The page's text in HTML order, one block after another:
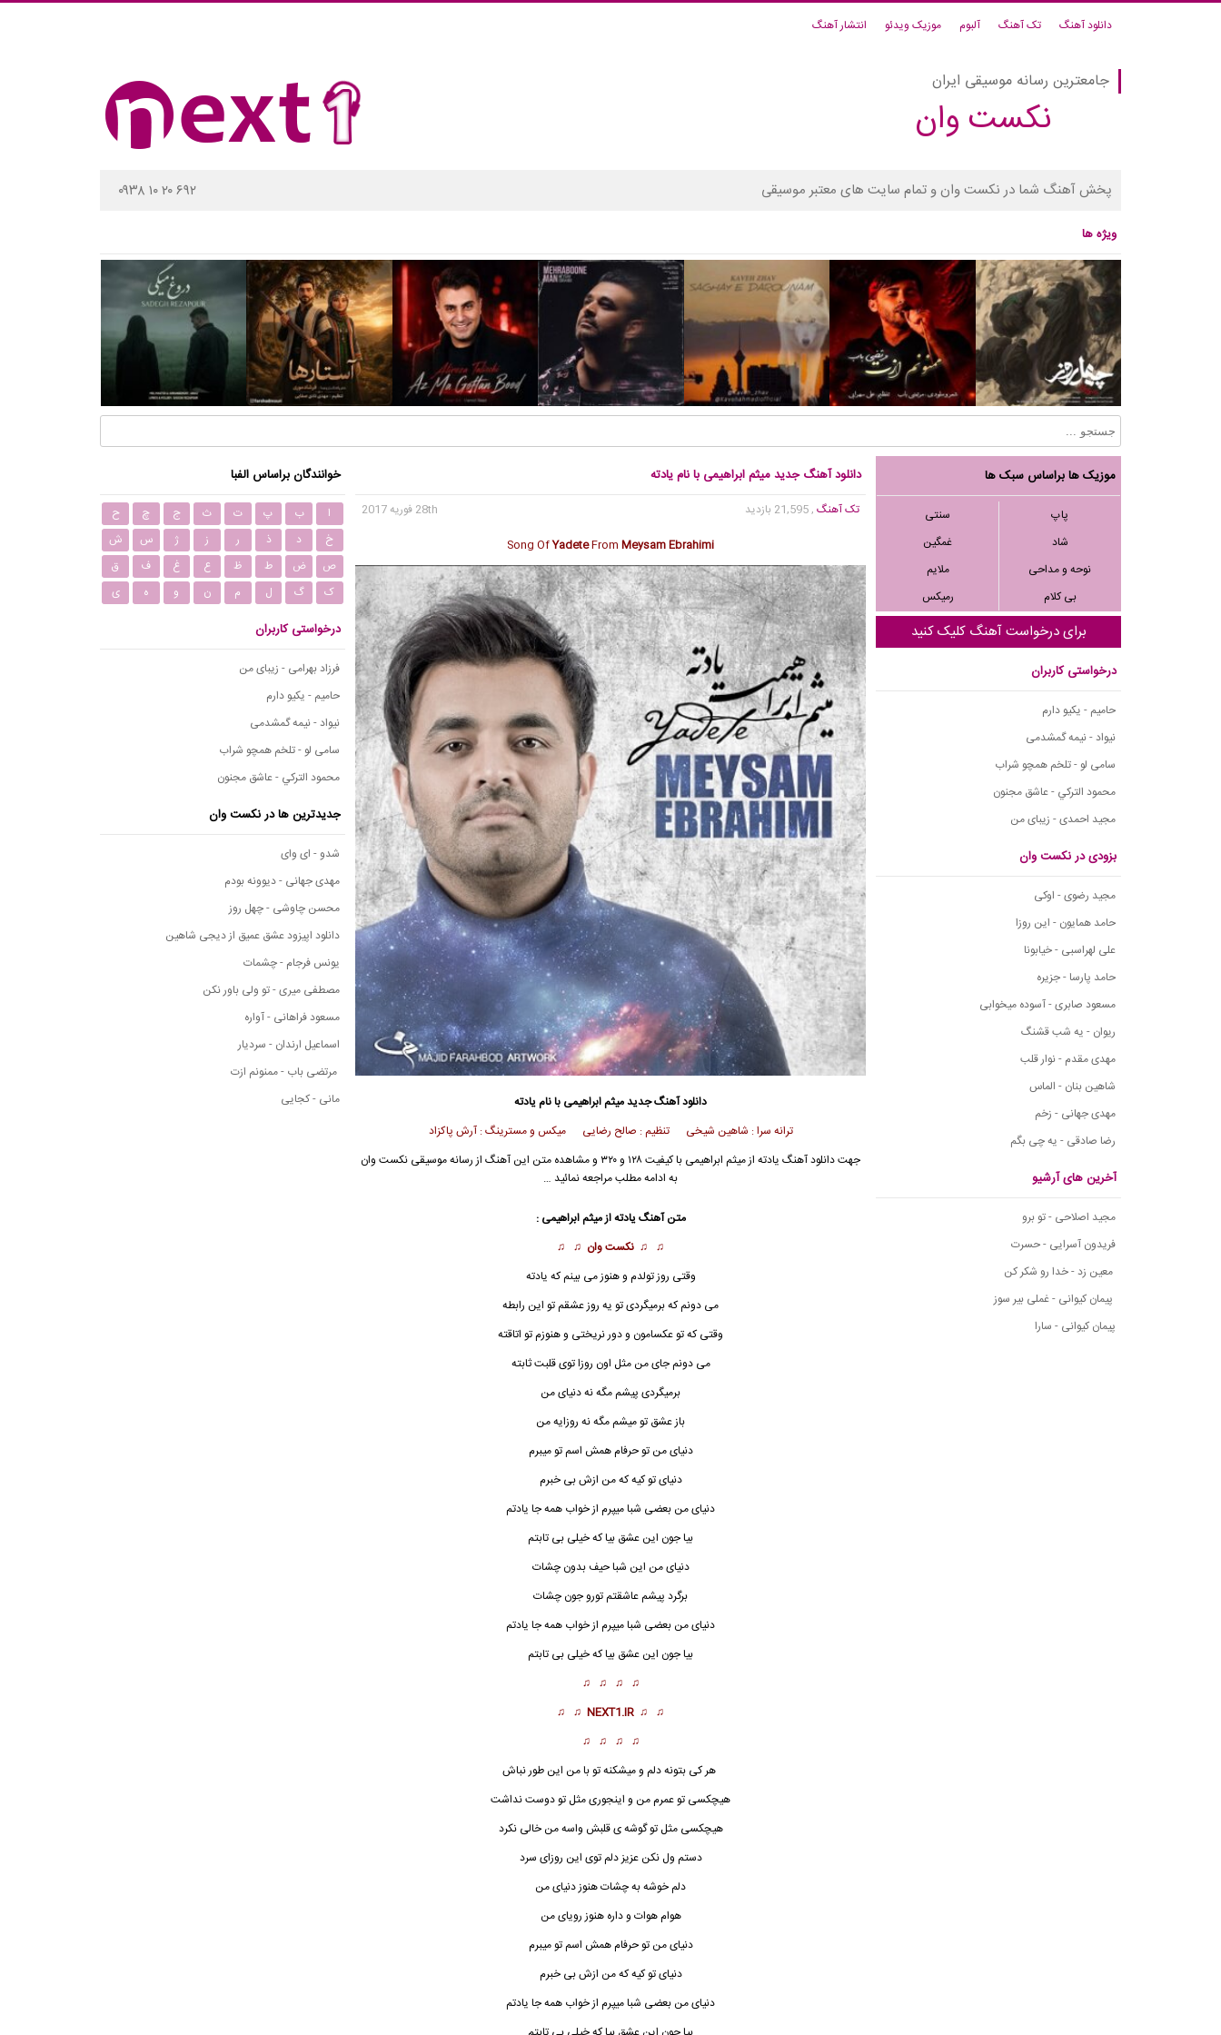
دانلود آهنگ تک آهنگ آلبوم موزیک ویدئو انتشار آهنگ
جامعترین رسانه موسیقی ایران
نکست وان
پخش آهنگ شما در نکست وان و تمام سایت های معتبر موسیقی ۰۹۳۸ ۱۰ ۲۰ ۶۹۲
ویژه ها
موزیک ها براساس سبک ها
پاپ
سنتی
شاد
غمگین
نوحه و مداحی
ملایم
بی کلام
رمیکس
برای درخواست آهنگ کلیک کنید
درخواستی کاربران
حامیم - یکیو دارم
نیواد - نیمه گمشدمی
سامی لو - تلخم همچو شراب
محمود التركي - عاشق مجنون
مجید احمدی - زیبای من
بزودی در نکست وان
مجید رضوی - اوکی
حامد همایون - این روزا
علی لهراسبی - خیابونا
حامد پارسا - جزیره
مسعود صابری - آسوده میخوابی
ریوان - یه شب قشنگ
مهدی مقدم - نوار قلب
شاهین بنان - الماس
مهدی جهانی - زخم
رضا صادقی - یه چی بگم
آخرین های آرشیو
مجید اصلاحی - تو برو
فریدون آسرایی - حسرت
معین زد - خدا رو شکر کن
پیمان کیوانی - غملی بیر سوز
پیمان کیوانی - سارا
دانلود آهنگ جدید میثم ابراهیمی با نام یادته
تک آهنگ, 21,595 بازدید
28th فوریه 2017
Song OfYadeteFromMeysam Ebrahimi
دانلود آهنگ جدیدمیثم ابراهیمی با نام یادته
ترانه سرا : شاهین شیخی تنظیم : صالح رضایی میکس و مسترینگ : آرش پاکزاد
جهت دانلود آهنگ یادته ازمیثم ابراهیمی
با کیفیت ۱۲۸ و ۳۲۰ و مشاهده متن این آهنگ از رسانه موسیقی نکست وان
به ادامه مطلب مراجعه نمائید …
متن آهنگ یادته ازمیثم ابراهیمی :
♫ ♫ نکست وان ♫ ♫
وقتی روز تولدم و هنوز می بینم که یادته
می دونم که برمیگردی تو یه روز عشقم تو این رابطه
وقتی که تو عکسامون و دور نریختی و هنوزم تو اتاقته
می دونم جای من مثل اون روزا توی قلبت ثابته
برمیگردی پیشم مگه نه دنیای من
باز عشق تو میشم مگه نه روزایه من
دنیای من تو حرفام همش اسم تو میبرم
دنیای تو کیه که من ازش بی خبرم
دنیای من بعضی شبا میپرم از خواب همه جا یادتم
بیا جون این عشق بیا که خیلی بی تابتم
دنیای من این شبا حیف بدون چشات
برگرد پیشم عاشقتم تورو جون چشات
دنیای من بعضی شبا میپرم از خواب همه جا یادتم
بیا جون این عشق بیا که خیلی بی تابتم
♫ ♫ ♫ ♫
♫ ♫
NEXT1.IR
♫ ♫
♫ ♫ ♫ ♫
هر کی بتونه دلم و میشکنه تو با من این طور نباش
هیچکسی تو عمرم من و اینجوری مثل تو دوست نداشت
هیچکسی مثل تو گوشه ی قلبش واسه من خالی نکرد
دستم ول نکن عزیز دلم توی این روزای سرد
دلم خوشه به چشات هنوز دنیای من
هوام هوات و داره هنوز رویای من
دنیای من تو حرفام همش اسم تو میبرم
دنیای تو کیه که من ازش بی خبرم
دنیای من بعضی شبا میپرم از خواب همه جا یادتم
خوانندگان براساس الفبا
ا ب پ ت ث ج چ
ح
خ
د ذ ر ز ژ س
ش
ص
ض ط ظ ع غ ف
ق
ک
گ ل م ن و ه ی
درخواستی کاربران
فرزاد بهرامی - زیبای من
حامیم - یکیو دارم
نیواد - نیمه گمشدمی
سامی لو - تلخم همچو شراب
محمود التركي - عاشق مجنون
جدیدترین ها در نکست وان
شدو - ای وای
مهدی جهانی - دیوونه بودم
محسن چاوشی - چهل روز
دانلود اپیزود عشق عمیق از دیجی شاهین
یونس فرجام - چشمات
مصطفی میری - تو ولی باور نکن
مسعود فراهانی - آواره
اسماعیل ارندان - سردیار
مرتضی باب - ممنونم ازت
مانی - کجایی